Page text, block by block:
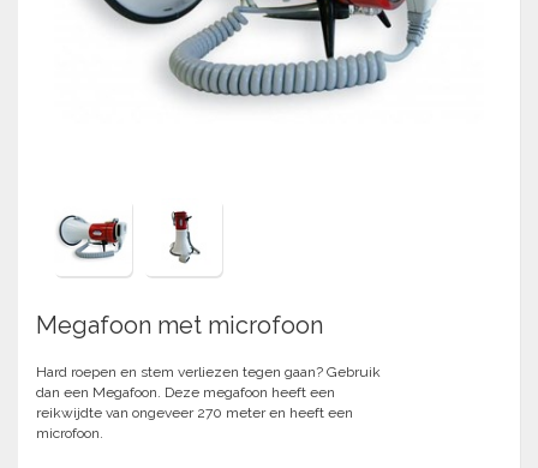
Pionnen, hoepels en markering
Veiligheid en eerste hulp
Bootcamp / hiit
Hockey
Honkbal-Softbal-Beeball
Slagmateriaal
Honken/ statieven
Overige/training
Korfbal
Lacrosse
Megafoon met microfoon
Hard roepen en stem verliezen tegen gaan? Gebruik
dan een Megafoon. Deze megafoon heeft een
reikwijdte van ongeveer 270 meter en heeft een
microfoon.